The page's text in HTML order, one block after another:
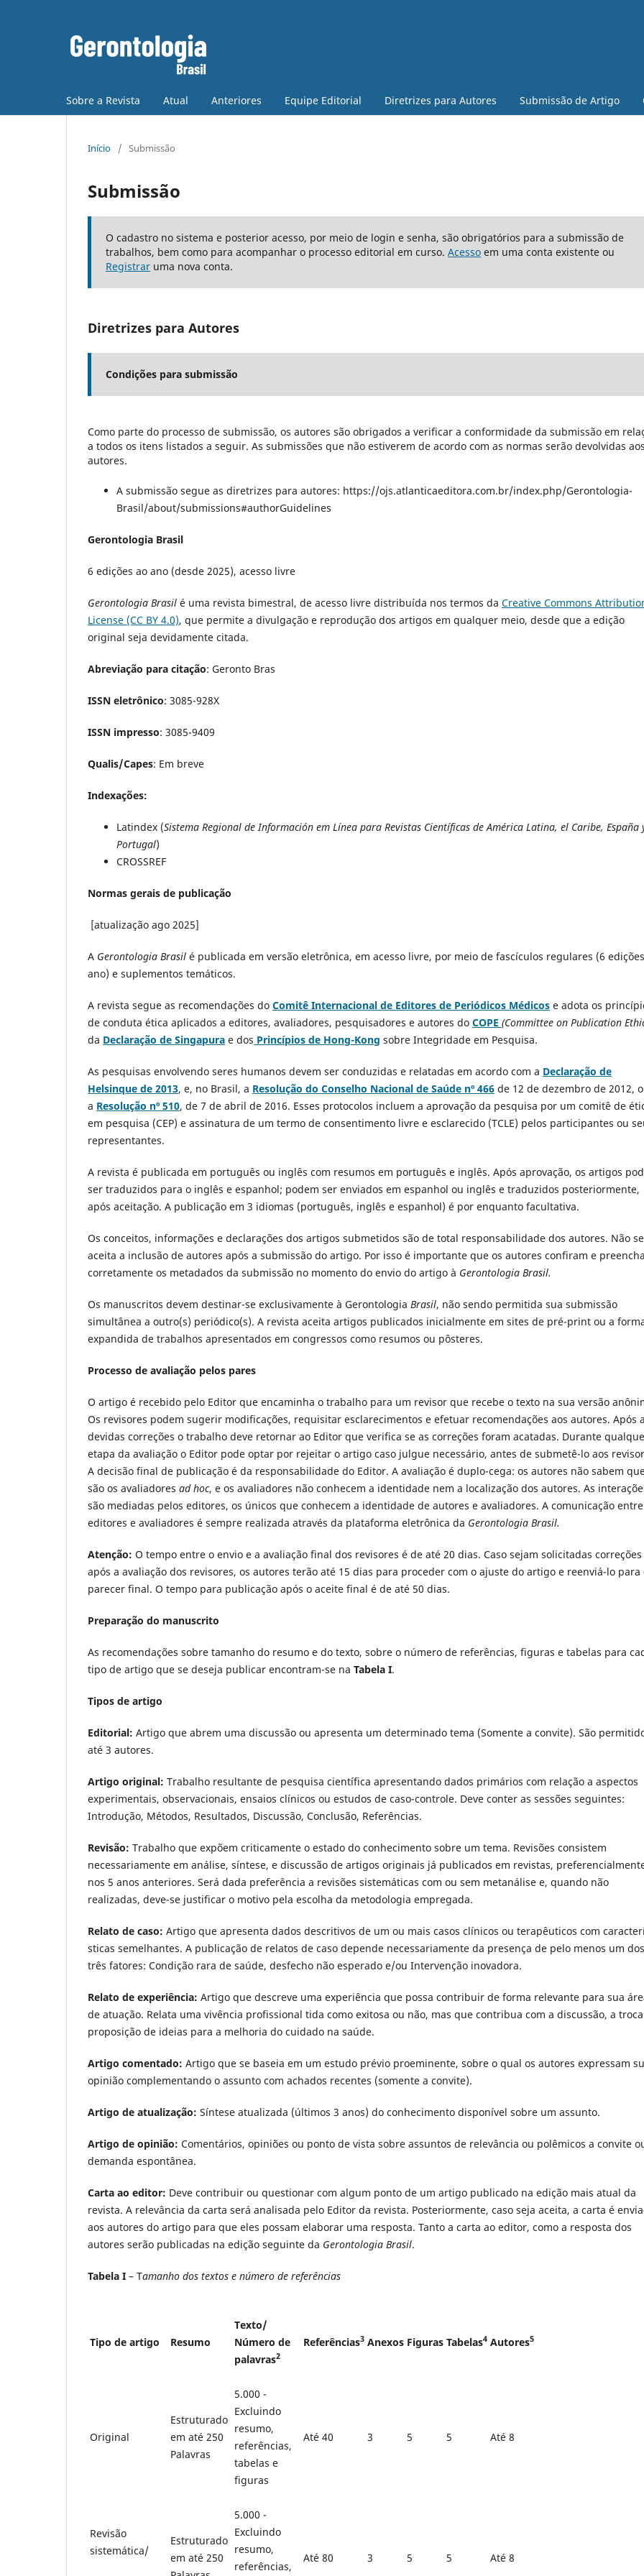
Sobre a Revista Atual Anteriores Equipe Editorial Diretrizes para Autores Submissão de Artigo
Início / Submissão
Submissão
O cadastro no sistema e posterior acesso, por meio de login e senha, são obrigatórios para a submissão de
trabalhos, bem como para acompanhar o processo editorial em curso. Acesso em uma conta existente ou
Registrar uma nova conta.
Diretrizes para Autores
Condições para submissão
Como parte do processo de submissão, os autores são obrigados a verificar a conformidade da submissão em
a todos os itens listados a seguir. As submissões que não estiverem de acordo com as normas serão devolvidas aos
autores.
A submissão segue as diretrizes para autores: https://ojs.atlanticaeditora.com.br/index.php/Gerontologia-
Brasil/about/submissions#authorGuidelines
Gerontologia Brasil
6 edições ao ano (desde 2025), acesso livre
Gerontologia Brasil é uma revista bimestral, de acesso livre distribuída nos termos da Creative Commons
License (CC BY 4.0), que permite a divulgação e reprodução dos artigos em qualquer meio, desde que a edição
original seja devidamente citada.
Abreviação para citação: Geronto Bras
ISSN eletrônico: 3085-928X
ISSN impresso: 3085-9409
Qualis/Capes: Em breve
Indexações:
Latindex (Sistema Regional de Información em Lí­nea para Revistas Cientí­ficas de América Latina, el Caribe, España
Portugal)
CROSSREF
Normas gerais de publicação
[atualização ago 2025]
A Gerontologia Brasil é publicada em versão eletrônica, em acesso livre, por meio de fascículos regulares (6
ano) e suplementos temáticos.
A revista segue as recomendações do Comitê Internacional de Editores de Periódicos Médicos e adota os
de conduta ética aplicados a editores, avaliadores, pesquisadores e autores do COPE (Committee on Publication
da Declaração de Singapura e dos Princípios de Hong-Kong sobre Integridade em Pesquisa.
As pesquisas envolvendo seres humanos devem ser conduzidas e relatadas em acordo com a Declaração de
Helsinque de 2013, e, no Brasil, a Resolução do Conselho Nacional de Saúde nº 466 de 12 de dezembro de 2012,
a Resolução nº 510, de 7 de abril de 2016. Esses protocolos incluem a aprovação da pesquisa por um comitê de
em pesquisa (CEP) e assinatura de um termo de consentimento livre e esclarecido (TCLE) pelos participantes ou
representantes.
A revista é publicada em português ou inglês com resumos em português e inglês. Após aprovação, os artigos
ser traduzidos para o inglês e espanhol; podem ser enviados em espanhol ou inglês e traduzidos posteriormente,
após aceitação. A publicação em 3 idiomas (português, inglês e espanhol) é por enquanto facultativa.
Os conceitos, informações e declarações dos artigos submetidos são de total responsabilidade dos autores. Não
aceita a inclusão de autores após a submissão do artigo. Por isso é importante que os autores confiram e
corretamente os metadados da submissão no momento do envio do artigo à Gerontologia Brasil.
Os manuscritos devem destinar-se exclusivamente à Gerontologia Brasil, não sendo permitida sua submissão
simultânea a outro(s) periódico(s). A revista aceita artigos publicados inicialmente em sites de pré-print ou a
expandida de trabalhos apresentados em congressos como resumos ou pôsteres.
Processo de avaliação pelos pares
O artigo é recebido pelo Editor que encaminha o trabalho para um revisor que recebe o texto na sua versão
Os revisores podem sugerir modificações, requisitar esclarecimentos e efetuar recomendações aos autores. Após
devidas correções o trabalho deve retornar ao Editor que verifica se as correções foram acatadas. Durante
etapa da avaliação o Editor pode optar por rejeitar o artigo caso julgue necessário, antes de submetê-lo aos
A decisão final de publicação é da responsabilidade do Editor. A avaliação é duplo-cega: os autores não sabem
são os avaliadores ad hoc, e os avaliadores não conhecem a identidade nem a localização dos autores. As
são mediadas pelos editores, os únicos que conhecem a identidade de autores e avaliadores. A comunicação entre
editores e avaliadores é sempre realizada através da plataforma eletrônica da Gerontologia Brasil.
Atenção: O tempo entre o envio e a avaliação final dos revisores é de até 20 dias. Caso sejam solicitadas correções
após a avaliação dos revisores, os autores terão até 15 dias para proceder com o ajuste do artigo e reenviá-lo para
parecer final. O tempo para publicação após o aceite final é de até 50 dias.
Preparação do manuscrito
As recomendações sobre tamanho do resumo e do texto, sobre o número de referências, figuras e tabelas para
tipo de artigo que se deseja publicar encontram-se na Tabela I.
Tipos de artigo
Editorial: Artigo que abrem uma discussão ou apresenta um determinado tema (Somente a convite). São
até 3 autores.
Artigo original: Trabalho resultante de pesquisa cientí­fica apresentando dados primários com relação a aspectos
experimentais, observacionais, ensaios clí­nicos ou estudos de caso-controle. Deve conter as sessões seguintes:
Introdução, Métodos, Resultados, Discussão, Conclusão, Referências.
Revisão: Trabalho que expõem criticamente o estado do conhecimento sobre um tema. Revisões consistem
necessariamente em análise, sí­ntese, e discussão de artigos originais já publicados em revistas,
nos 5 anos anteriores. Será dada preferência a revisões sistemáticas com ou sem metanálise e, quando não
realizadas, deve-se justificar o motivo pela escolha da metodologia empregada.
Relato de caso: Artigo que apresenta dados descritivos de um ou mais casos clí­nicos ou terapêuticos com
sticas semelhantes. A publicação de relatos de caso depende necessariamente da presença de pelo menos um dos
três fatores: Condição rara de saúde, desfecho não esperado e/ou Intervenção inovadora.
Relato de experiência: Artigo que descreve uma experiência que possa contribuir de forma relevante para sua
de atuação. Relata uma vivência profissional tida como exitosa ou não, mas que contribua com a discussão, a
proposição de ideias para a melhoria do cuidado na saúde.
Artigo comentado: Artigo que se baseia em um estudo prévio proeminente, sobre o qual os autores expressam
opinião complementando o assunto com achados recentes (somente a convite).
Artigo de atualização: Sí­ntese atualizada (últimos 3 anos) do conhecimento disponí­vel sobre um assunto.
Artigo de opinião: Comentários, opiniões ou ponto de vista sobre assuntos de relevância ou polêmicos a convite
demanda espontânea.
Carta ao editor: Deve contribuir ou questionar com algum ponto de um artigo publicado na edição mais atual da
revista. A relevância da carta será analisada pelo Editor da revista. Posteriormente, caso seja aceita, a carta é
aos autores do artigo para que eles possam elaborar uma resposta. Tanto a carta ao editor, como a resposta dos
autores serão publicadas na edição seguinte da Gerontologia Brasil.
Tabela I – Tamanho dos textos e número de referências
Tipo de artigo Resumo
Texto/
Número de
palavras2
Referências3 Anexos Figuras Tabelas4 Autores5
Original
Estruturado
em até 250
Palavras
5.000 -
Excluindo
resumo,
referências,
tabelas e
figuras
Até 40 3 5 5 Até 8
Revisão
sistemática/
Estruturado
em até 250
5.000 -
Excluindo
resumo,
referências,
Até 80 3 5 5 Até 8